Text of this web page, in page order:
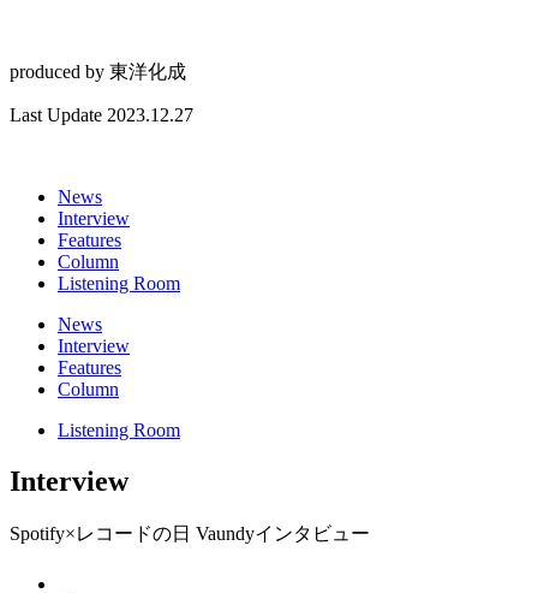
produced by 東洋化成
Last Update 2023.12.27
News
Interview
Features
Column
Listening Room
News
Interview
Features
Column
Listening Room
Interview
Spotify×レコードの日 Vaundyインタビュー